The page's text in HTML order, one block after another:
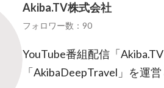
Akiba.TV株式会社
フォロワー数：90
YouTube番組配信「
「AkibaDeepTravel」を運